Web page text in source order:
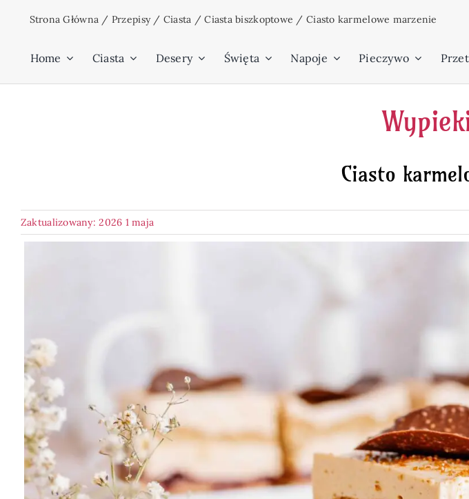
Strona Główna / Przepisy/ Ciasta /Ciasta biszkoptowe / Ciasto karmelowe marzenie
Home Ciasta Desery Święta Napoje Pieczywo
Ciasto
Zaktualizowany: 2026 1 maja